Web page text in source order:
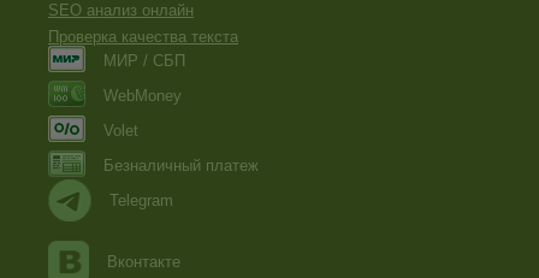
SEO анализ онлайн
Проверка качества текста
МИР / СБП
WebMoney
Volet
Безналичный платеж
Telegram
Вконтакте